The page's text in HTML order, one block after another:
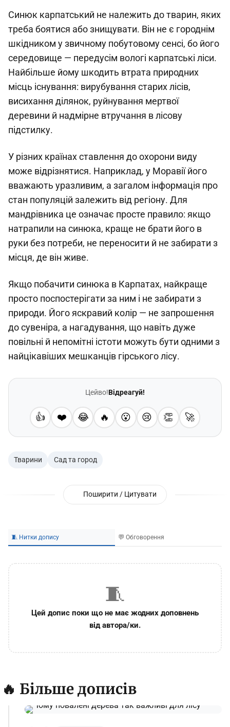
Синюк карпатський не належить до тварин, яких
треба боятися або знищувати. Він не є городнім
шкідником у звичному побутовому сенсі, бо його
середовище — передусім вологі карпатські ліси.
Найбільше йому шкодить втрата природних
місць існування: вирубування старих лісів,
висихання ділянок, руйнування мертвої
деревини й надмірне втручання в лісову
підстилку.
У різних країнах ставлення до охорони виду
може відрізнятися. Наприклад, у Моравії його
вважають уразливим, а загалом інформація про
стан популяцій залежить від регіону. Для
мандрівника це означає просте правило: якщо
натрапили на синюка, краще не брати його в
руки без потреби, не переносити й не забирати з
місця, де він живе.
Якщо побачити синюка в Карпатах, найкраще
просто поспостерігати за ним і не забирати з
природи. Його яскравий колір — не запрошення
до сувеніра, а нагадування, що навіть дуже
повільні й непомітні істоти можуть бути одними з
найцікавіших мешканців гірського лісу.
Цейво!Відреагуй!
👍 ❤️ 😂 🔥 😮 😢 👏 🚀
Тварини Сад та город
Поширити / Цитувати
🧵 Нитки допису 💬 Обговорення
🧵
Цей допис поки що не має жодних доповнень
від автора/ки.
🔥 Більше дописів